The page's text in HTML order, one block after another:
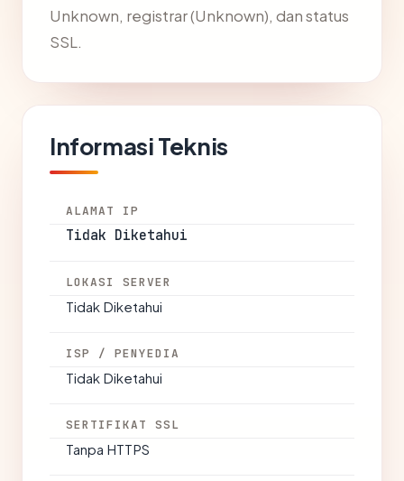
Unknown, registrar (Unknown), dan status
SSL.
Informasi Teknis
ALAMAT IP
Tidak Diketahui
LOKASI SERVER
Tidak Diketahui
ISP / PENYEDIA
Tidak Diketahui
SERTIFIKAT SSL
Tanpa HTTPS